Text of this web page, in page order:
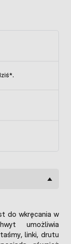
*.
do wkręcania w
umożliwia
linki, drutu